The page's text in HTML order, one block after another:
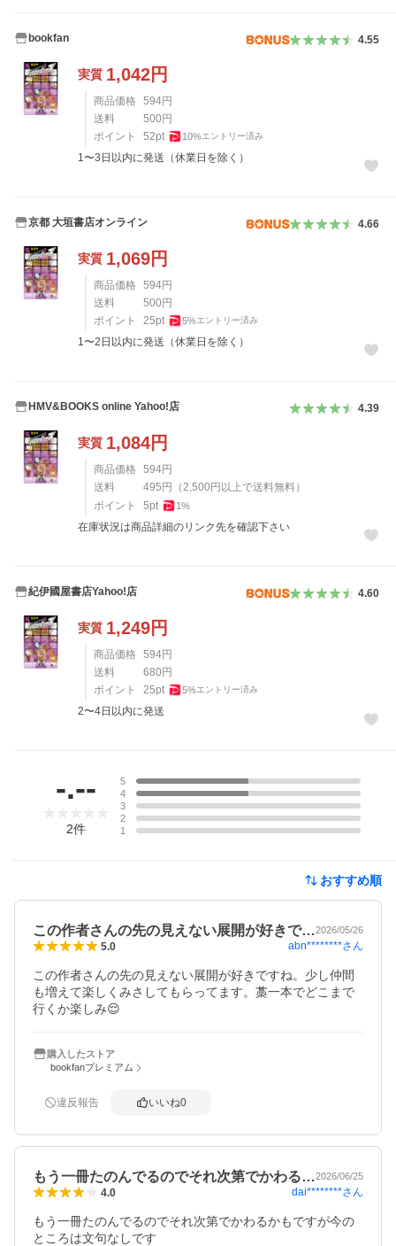
bookfan 4.55
実質 1,042円
商品価格 594円
送料
500 円
ポイント
52pt 10%エントリー済み
1〜3日以内に発送（休業日を除く）
京都 大垣書店オンライン 4.66
実質 1,069円
商品価格 594円
送料
500 円
ポイント
25pt 5%エントリー済み
1〜2日以内に発送（休業日を除く）
HMV&BOOKS online Yahoo!店 4.39
実質 1,084円
商品価格 594円
送料
495 円 （2,500 円以上で送料無料）
ポイント
5pt 1%
在庫状況は商品詳細のリンク先を確認下さい
紀伊國屋書店Yahoo!店 4.60
実質 1,249円
商品価格 594円
送料
680 円
ポイント
25pt 5%エントリー済み
2〜4日以内に発送
-.--
2件
5
4
3
2
1
おすすめ順
この作者さんの先の見えない展開が好きで…2026/05/26
5.0 abn********さん
この作者さんの先の見えない展開が好きですね。少し仲間
も増えて楽しくみさしてもらってます。藁一本でどこまで
行くか楽しみ😌
購入したストア
bookfanプレミアム
違反報告 いいね0
もう一冊たのんでるのでそれ次第でかわる…2026/06/25
4.0 dai********さん
もう一冊たのんでるのでそれ次第でかわるかもですが今の
ところは文句なしです